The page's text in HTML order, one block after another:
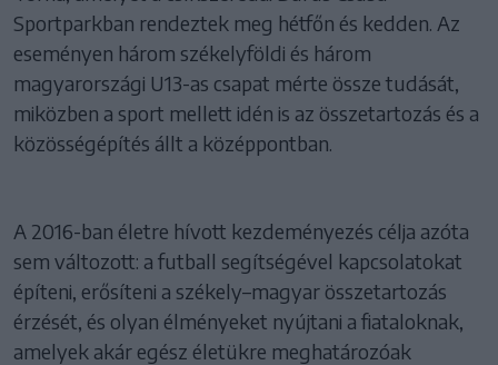
Sportparkban rendeztek meg hétfőn és kedden. Az
eseményen három székelyföldi és három
magyarországi U13-as csapat mérte össze tudását,
miközben a sport mellett idén is az összetartozás és a
közösségépítés állt a középpontban.
A 2016-ban életre hívott kezdeményezés célja azóta
sem változott: a futball segítségével kapcsolatokat
építeni, erősíteni a székely–magyar összetartozás
érzését, és olyan élményeket nyújtani a fiataloknak,
amelyek akár egész életükre meghatározóak